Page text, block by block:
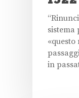
«questo
in